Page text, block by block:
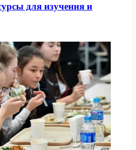
для изучения и